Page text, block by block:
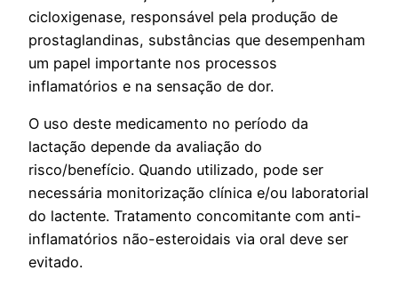
cicloxigenase, responsável pela produção de
prostaglandinas, substâncias que desempenham
um papel importante nos processos
inflamatórios e na sensação de dor.
O uso deste medicamento no período da
lactação depende da avaliação do
risco/benefício. Quando utilizado, pode ser
necessária monitorização clínica e/ou laboratorial
do lactente. Tratamento concomitante com anti-
inflamatórios não-esteroidais via oral deve ser
evitado.